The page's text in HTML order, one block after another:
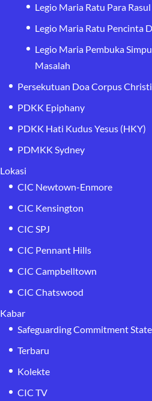
Legio Maria Ratu Para Rasul
Legio Maria Ratu Pencinta
Legio Maria Pembuka
Masalah
Persekutuan Doa Corpus Christi
PDKK Epiphany
PDKK Hati Kudus Yesus (HKY)
PDMKK Sydney
Lokasi
CIC Newtown-Enmore
CIC Kensington
CIC SPJ
CIC Pennant Hills
CIC Campbelltown
CIC Chatswood
Kabar
Safeguarding Commitment
Terbaru
Kolekte
CIC TV